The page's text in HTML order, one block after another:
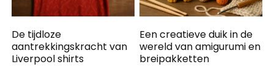
De tijdloze
aantrekkingskracht van
Liverpool shirts
Een creatieve duik in de
wereld van amigurumi en
breipakketten